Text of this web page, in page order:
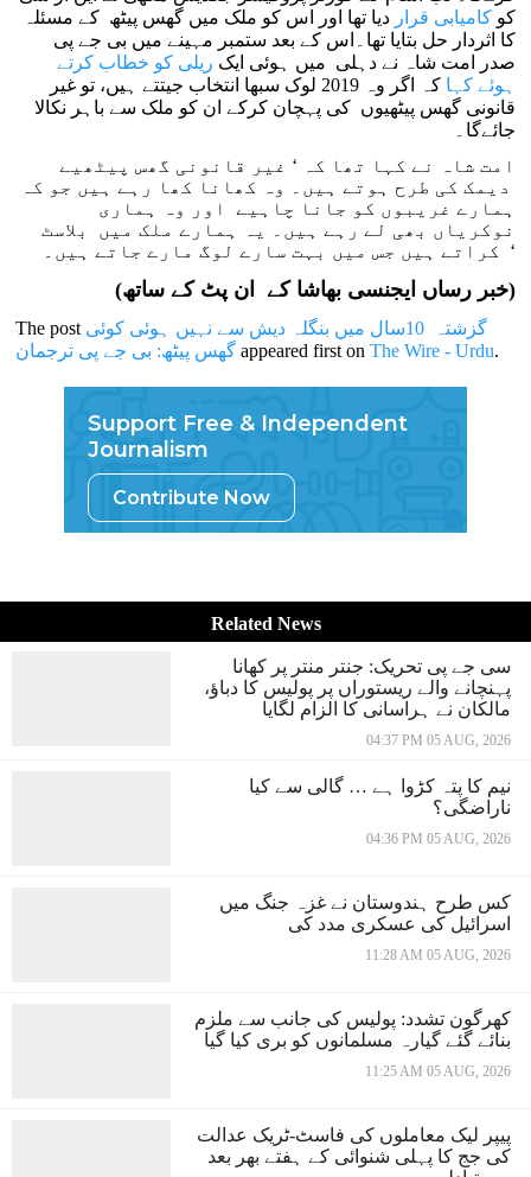
کوکامیابی قرار دیا تھا اور اس کو ملک میں گھس پیٹھ کے مسئلہ
کا اثردار حل بتایا تھا۔اس کے بعد ستمبر مہینے میں بی جے پی
صدر امت شاہ نے دہلی میں ہوئی ایک ریلی کو خطاب کرتے
ہوئے کہا
کہ اگر وہ 2019 لوک سبھا انتخاب جیتتے ہیں، تو غیر
قانونی گھس پیٹھیوں کی پہچان‌ کرکے ان کو ملک سے باہر نکالا
جائے‌گا۔
امت شاہ نے کہا تھا کہ ‘ غیر قانونی گھس پیٹھیے
دیمک کی طرح ہوتے ہیں۔ وہ کھانا کھا رہے ہیں جو کہ
ہمارے غریبوں کو جانا چاہیے اور وہ ہماری
نوکریاں بھی لے رہے ہیں۔ یہ ہمارے ملک میں بلاسٹ
کراتے ہیں جس میں بہت سارے لوگ مارے جاتے ہیں۔ ‘
(خبر رساں ایجنسی بھاشا کے ان پٹ کے ساتھ)
The post گزشتہ 10سال میں بنگلہ دیش سے نہیں ہوئی کوئی
گھس پیٹھ: بی جے پی ترجمان appeared first onThe Wire - Urdu.
Support Free & Independent
Journalism
Contribute Now
Related News
سی جے پی تحریک: جنتر منتر پر کھانا
پہنچانے والے ریستوراں پر پولیس کا دباؤ،
مالکان نے ہراسانی کا الزام لگایا
04:37 PM 05 AUG, 2026
نیم کا پتہ کڑوا ہے … گالی سے کیا
ناراضگی؟
04:36 PM 05 AUG, 2026
کس طرح ہندوستان نے غزہ جنگ میں
اسرائیل کی عسکری مدد کی
11:28 AM 05 AUG, 2026
کھرگون تشدد: پولیس کی جانب سے ملزم
بنائے گئے گیارہ مسلمانوں کو بری کیا گیا
11:25 AM 05 AUG, 2026
پیپر لیک معاملوں کی فاسٹ-ٹریک عدالت
کی جج کا پہلی شنوائی کے ہفتے بھر بعد